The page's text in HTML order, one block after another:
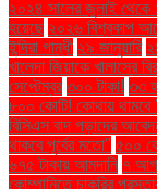
২০২৪ সালের জুলাই থেকে
হয়েছে ২০২৬ বিশ্বকাপ
ইন্দিরা গান্ধী ২৯ জানুয়ারি
খালেদা জিয়াকে খালাসের
সেপ্টেম্বর ৩০০ টাকা! ৩৩
৮০০ কোটি! কোথায়
বিসিএস বাদ পড়াদের
থাকবে পূর্বের মতো" ৫০০
৬৭৫ টাকায় আমদানি ৭
কোম্পানিতে চাকরির